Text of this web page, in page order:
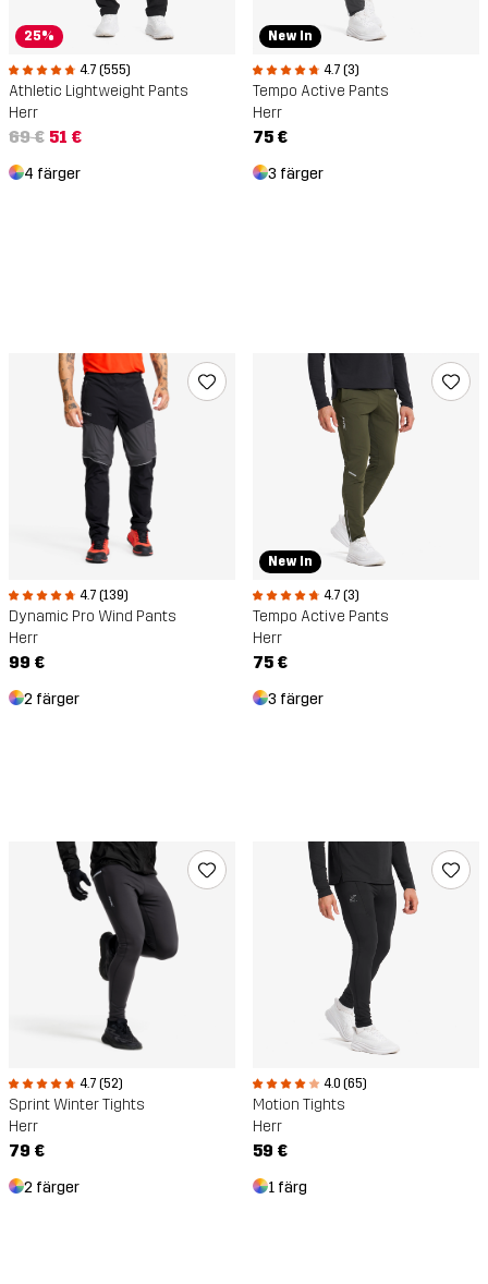
25%
4.7 (555)
Athletic Lightweight Pants
Herr
69 € 51 €
4 färger
New In
4.7 (3)
Tempo Active Pants
Herr
75 €
3 färger
4.7 (139)
Dynamic Pro Wind Pants
Herr
99 €
2 färger
New In
4.7 (3)
Tempo Active Pants
Herr
75 €
3 färger
4.7 (52)
Sprint Winter Tights
Herr
79 €
2 färger
4.0 (65)
Motion Tights
Herr
59 €
1 färg